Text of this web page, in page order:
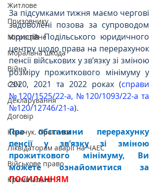
Житлове
Призовнику
Міграційне
Моральна шкода
Війна
СЗЧ
Декларування
Договір
Козачук. Практика
Ліквідаторам аварії на ЧАЕС
Військове право
Кримінальне
За підсумками тижня маємо чергові
задоволені позова за супроводом
юристів Подільського юридичного
центру щодо права на перерахунок
пенсії військових у зв’язку зі зміною
розміру прожиткового мінімуму у
2020, 2021 та 2022 роках (справи
№120/1525/22-а, №120/1093/22-а та
№120/12746/21-а).
Про обставини перерахунку
пенсії у звʼязку зі зміною
прожиткового мінімуму, Ви
ПОСИЛАННЯМ